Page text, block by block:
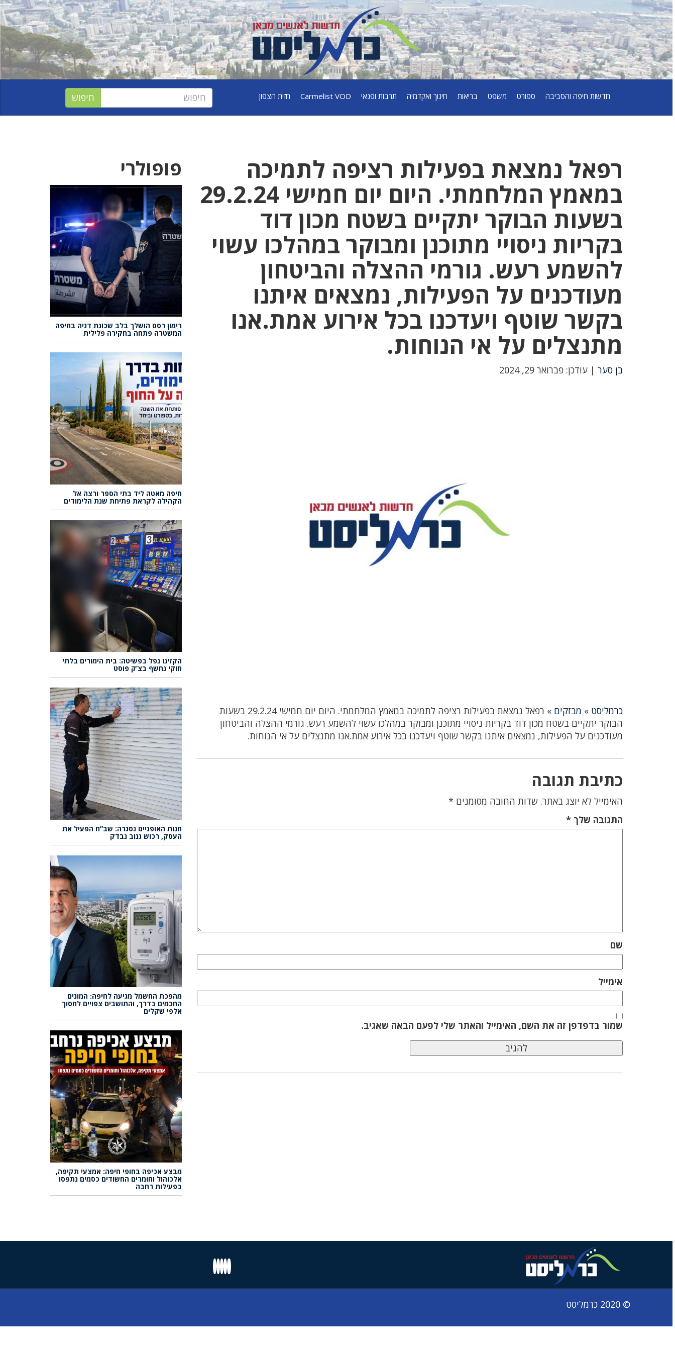
חדשות חיפה והסביבה ספורט משפט בריאות חינוך ואקדמיה תרבות ופנאי Carmelist VOD חזית הצפון
רפאל נמצאת בפעילות רציפה לתמיכה
במאמץ המלחמתי. היום יום חמישי 29.2.24
בשעות הבוקר יתקיים בשטח מכון דוד
בקריות ניסויי מתוכנן ומבוקר במהלכו עשוי
להשמע רעש. גורמי ההצלה והביטחון
מעודכנים על הפעילות, נמצאים איתנו
בקשר שוטף ויעדכנו בכל אירוע אמת.אנו
מתנצלים על אי הנוחות.
בן סער | עודכן: פברואר 29, 2024
כרמליסט » מבזקים »
רפאל נמצאת בפעילות רציפה לתמיכה במאמץ המלחמתי. היום יום חמישי 29.2.24 בשעות
הבוקר יתקיים בשטח מכון דוד בקריות ניסויי מתוכנן ומבוקר במהלכו עשוי להשמע רעש. גורמי ההצלה והביטחון
מעודכנים על הפעילות, נמצאים איתנו בקשר שוטף ויעדכנו בכל אירוע אמת.אנו מתנצלים על אי הנוחות.
כתיבת תגובה
האימייל לא יוצג באתר. שדות החובה מסומנים *
התגובה שלך*
שם
אימייל
שמור בדפדפן זה את השם, האימייל והאתר שלי לפעם הבאה שאגיב.
פופולרי
רימון רסס הושלך בלב שכונת דניה בחיפה
המשטרה פתחה בחקירה פלילית
חיפה מאטה ליד בתי הספר ורצה אל
הקהילה לקראת פתיחת שנת הלימודים
הקזינו נפל בפשיטה: בית הימורים בלתי
חוקי נחשף בצ’ק פוסט
חנות האופניים נסגרה: שב”ח הפעיל את
העסק, רכוש גנוב נבדק
מהפכת החשמל מגיעה לחיפה: המונים
החכמים בדרך, והתושבים צפויים לחסוך
אלפי שקלים
מבצע אכיפה בחופי חיפה: אמצעי תקיפה,
אלכוהול וחומרים החשודים כסמים נתפסו
בפעילות רחבה
© 2020 כרמליסט